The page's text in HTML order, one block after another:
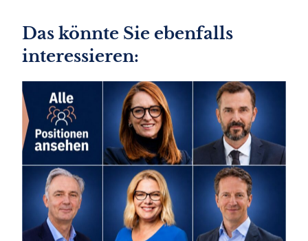
Das könnte Sie ebenfalls
interessieren: